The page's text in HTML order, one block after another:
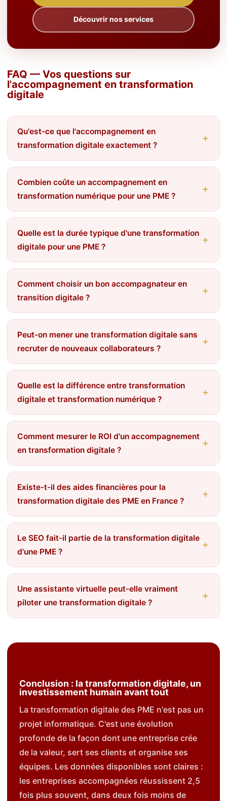
Découvrir nos services
FAQ — Vos questions sur
l'accompagnement en transformation
digitale
Qu'est-ce que l'accompagnement en
transformation digitale exactement ?
Combien coûte un accompagnement en
transformation numérique pour une PME ?
Quelle est la durée typique d'une transformation
digitale pour une PME ?
Comment choisir un bon accompagnateur en
transition digitale ?
Peut-on mener une transformation digitale sans
recruter de nouveaux collaborateurs ?
Quelle est la différence entre transformation
digitale et transformation numérique ?
Comment mesurer le ROI d'un accompagnement
en transformation digitale ?
Existe-t-il des aides financières pour la
transformation digitale des PME en France ?
Le SEO fait-il partie de la transformation digitale
d'une PME ?
Une assistante virtuelle peut-elle vraiment
piloter une transformation digitale ?
Conclusion : la transformation digitale, un
investissement humain avant tout
La transformation digitale des PME n'est pas un
projet informatique. C'est une évolution
profonde de la façon dont une entreprise crée
de la valeur, sert ses clients et organise ses
équipes. Les données disponibles sont claires :
les entreprises accompagnées réussissent 2,5
fois plus souvent, dans deux fois moins de